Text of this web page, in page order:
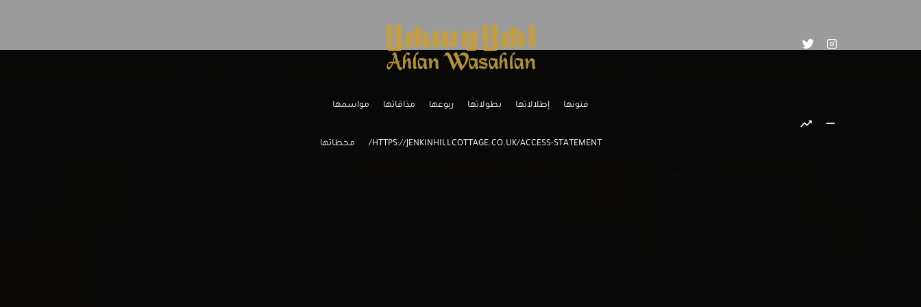
فنونها إطلالاتها بطولاتها ربوعها مذاقاتها مواسمها
HTTPS://JENKINHILLCOTTAGE.CO.UK/ACCESS-STATEMENT/ محطاتها